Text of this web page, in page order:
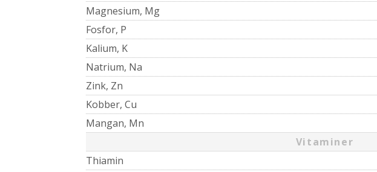
Magnesium, Mg
Fosfor, P
Kalium, K
Natrium, Na
Zink, Zn
Kobber, Cu
Mangan, Mn
Vitaminer
Thiamin